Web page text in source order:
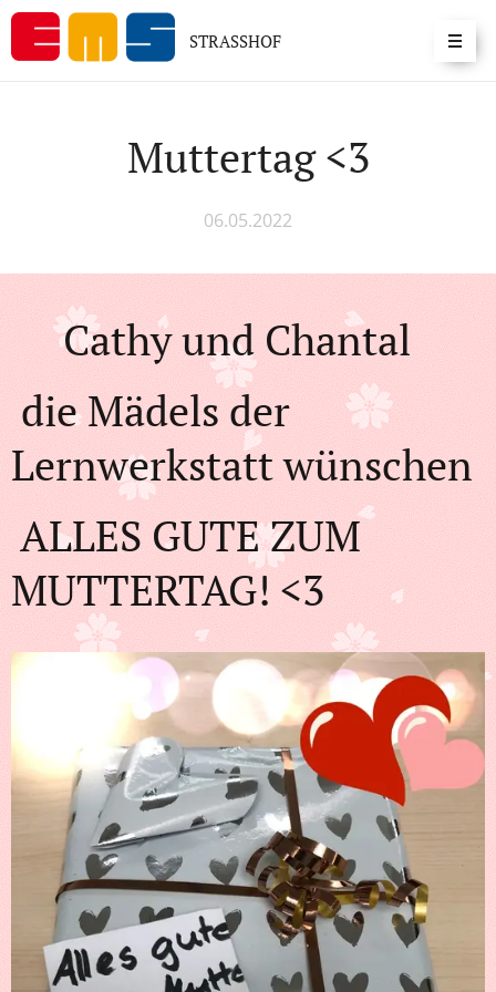
STRASSHOF
Muttertag <3
06.05.2022
♥️Cathy und Chantal
die Mädels der
Lernwerkstatt wünschen
ALLES GUTE ZUM
MUTTERTAG! <3